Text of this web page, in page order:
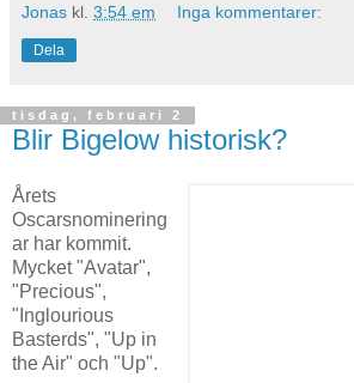
Jonas kl. 3:54 em Inga kommentarer:
Dela
tisdag, februari 2
Blir Bigelow historisk?
Årets
Oscarsnominering
ar har kommit.
Mycket "Avatar",
"Precious",
"Inglourious
Basterds", "Up in
the Air" och "Up".